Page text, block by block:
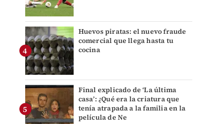
Huevos piratas: el nuevo fraude
comercial que llega hasta tu
cocina
Final explicado de ‘La última
casa’: ¿Qué era la criatura que
tenía atrapada a la familia en la
película de Ne